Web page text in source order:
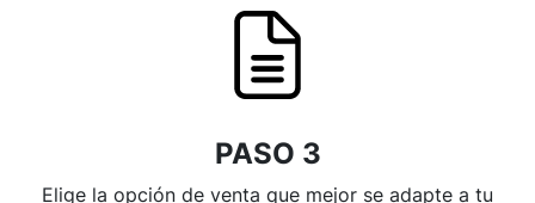
PASO 3
Elige la opción de venta que mejor se adapte a tu